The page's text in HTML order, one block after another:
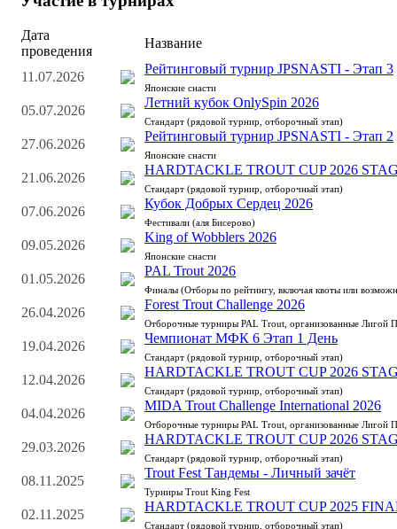
Дата
проведения
Название
11.07.2026
Рейтинговый турнир JPSNASTI - Этап 3
Японские снасти
05.07.2026
Летний кубок OnlySpin 2026
Стандарт (рядовой турнир, отборочный этап)
27.06.2026
Рейтинговый турнир JPSNASTI - Этап 2
Японские снасти
21.06.2026
HARDTACKLE TROUT CUP 2026
Стандарт (рядовой турнир, отборочный этап)
07.06.2026
Кубок Добрых Сердец 2026
Фестивали (аля Бисерово)
09.05.2026
King of Wobblers 2026
Японские снасти
01.05.2026
PAL Trout 2026
Финалы (Отборы по рейтингу, включая квоты или
26.04.2026
Forest Trout Challenge 2026
Отборочные турниры PAL Trout, организованные Лигой
19.04.2026
Чемпионат МФК 6 Этап 1 День
Стандарт (рядовой турнир, отборочный этап)
12.04.2026
HARDTACKLE TROUT CUP 2026
Стандарт (рядовой турнир, отборочный этап)
04.04.2026
MIDA Trout Challenge International 2026
Отборочные турниры PAL Trout, организованные Лигой
29.03.2026
HARDTACKLE TROUT CUP 2026
Стандарт (рядовой турнир, отборочный этап)
08.11.2025
Trout Fest Тандемы - Личный зачёт
Турниры Trout King Fest
02.11.2025
HARDTACKLE TROUT CUP 2025
Стандарт (рядовой турнир, отборочный этап)